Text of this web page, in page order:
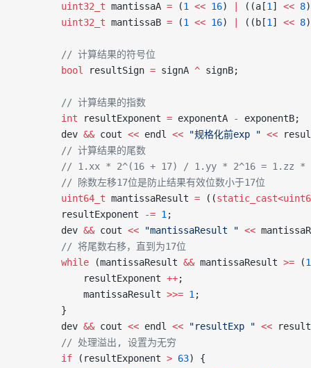
        uint32_t
mantissaA = (1 << 16) ((a[1] << 8
        uint32_t
mantissaB = (1 << 16) ((b[1] << 8
        // 计算结果的符号位
        bool
resultSign = signA ^ signB;
        // 计算结果的指数
        int
resultExponent = exponentA -
exponentB;
        dev
&& cout << endl << "规格化前exp " <<
        // 计算结果的尾数
// 1.xx * 2^(16 + 17) / 1.yy * 2^16 = 1.zz *
        // 除数左移17位是防止结果有效位数小于17位
        uint64_t
mantissaResult = ((
        resultExponent
-= 1;
        dev
&& cout << "mantissaResult " <<
        // 将尾数右移，直到为17位
        while
(mantissaResult && mantissaResult >= (1
            resultExponent
++;
            mantissaResult
>>= 1;
        }
        dev
&& cout << endl << "resultExp " <<
        // 处理溢出, 设置为无穷
        if
(resultExponent > 63) {